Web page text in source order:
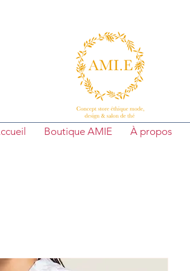
Boutique AMIE À propos